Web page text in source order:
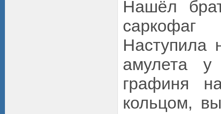
Нашёл
Наступила
амулета
графиня
кольцом,